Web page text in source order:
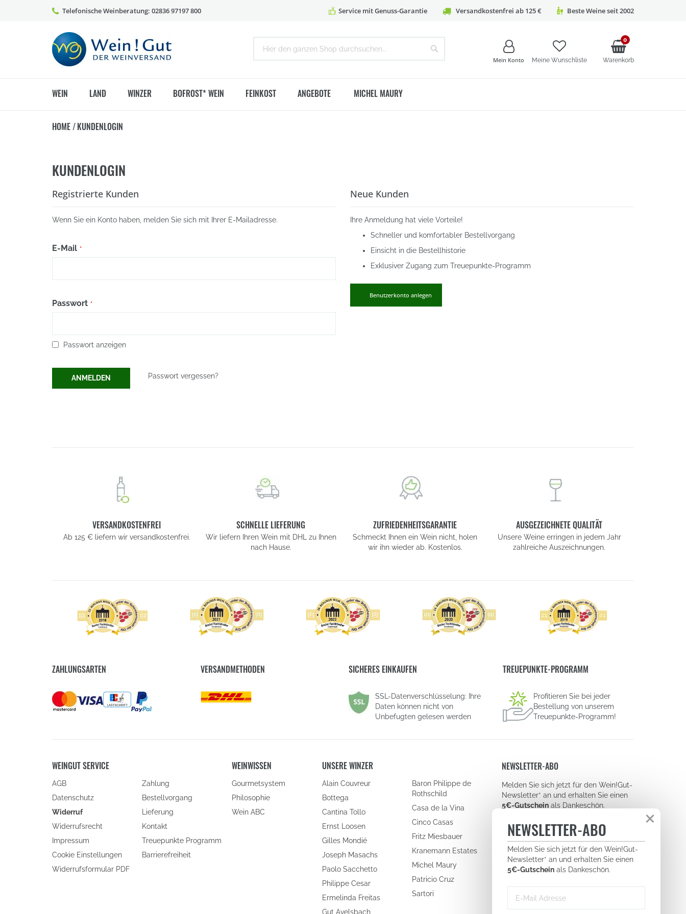
Telefonische Weinberatung: 02836 97197 800 Service mit Genuss-Garantie Versandkostenfrei ab 125 € Beste Weine seit 2002
0
Warenkorb
Meine Wunschliste
Mein Konto
WEIN LAND WINZER BOFROST* WEIN FEINKOST ANGEBOTE MICHEL MAURY
HOME/KUNDENLOGIN
KUNDENLOGIN
Registrierte Kunden
Wenn Sie ein Konto haben, melden Sie sich mit Ihrer E-Mailadresse.
E-Mail
Passwort
Passwort anzeigen
ANMELDEN Passwort vergessen?
Neue Kunden
Ihre Anmeldung hat viele Vorteile!
Schneller und komfortabler Bestellvorgang
Einsicht in die Bestellhistorie
Exklusiver Zugang zum Treuepunkte-Programm
Benutzerkonto anlegen
VERSANDKOSTENFREI
Ab 125 € liefern wir versandkostenfrei.
SCHNELLE LIEFERUNG
Wir liefern Ihren Wein mit DHL zu Ihnen
nach Hause.
ZUFRIEDENHEITSGARANTIE
Schmeckt Ihnen ein Wein nicht, holen
wir ihn wieder ab. Kostenlos.
AUSGEZEICHNETE QUALITÄT
Unsere Weine erringen in jedem Jahr
zahlreiche Auszeichnungen.
ZAHLUNGSARTEN VERSANDMETHODEN SICHERES EINKAUFEN
SSL-Datenverschlüsselung: Ihre
Daten können nicht von
Unbefugten gelesen werden
TREUEPUNKTE-PROGRAMM
Profitieren Sie bei jeder
Bestellung von unserem
Treuepunkte-Programm!
WEINGUT SERVICE
AGB
Datenschutz
Widerruf
Widerrufsrecht
Impressum
Cookie Einstellungen
Widerrufsformular PDF(öffnet
Zahlung
Bestellvorgang
Lieferung
Kontakt
Treuepunkte Programm
Barrierefreiheit
WEINWISSEN
Gourmetsystem
Philosophie
Wein ABC
UNSERE WINZER
Alain Couvreur
Bottega
Cantina Tollo
Ernst Loosen
Gilles Mondié
Joseph Masachs
Paolo Sacchetto
Philippe Cesar
Ermelinda Freitas
Gut Avelsbach
Baron Philippe de
Rothschild
Casa de la Vina
Cinco Casas
Fritz Miesbauer
Kranemann Estates
Michel Maury
Patricio Cruz
Sartori
NEWSLETTER-ABO
Newsletter
signup
Melden Sie sich jetzt für den Wein!Gut-
Newsletter* an und erhalten Sie einen
5€-Gutschein als Dankeschön.
Newsletter Abonnieren
Mit der Anmeldung zu unserem Newsletter
akzeptieren Sie unsere
Abmeldung jederzeit möglich.
NEWSLETTER-ABO
Newsletter
signup
(floating)
Melden Sie sich jetzt für den Wein!Gut-
Newsletter* an und erhalten Sie einen
5€-Gutschein als Dankeschön.
Adresse